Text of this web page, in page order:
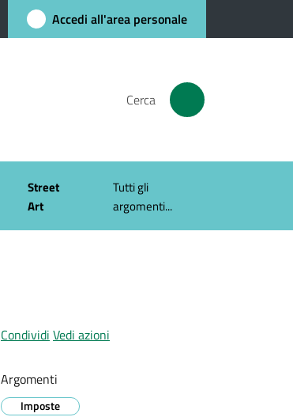
Accedi all'area personale
Cerca
Street
Art
Tutti gli
argomenti...
Condividi Vedi azioni
Argomenti
Imposte